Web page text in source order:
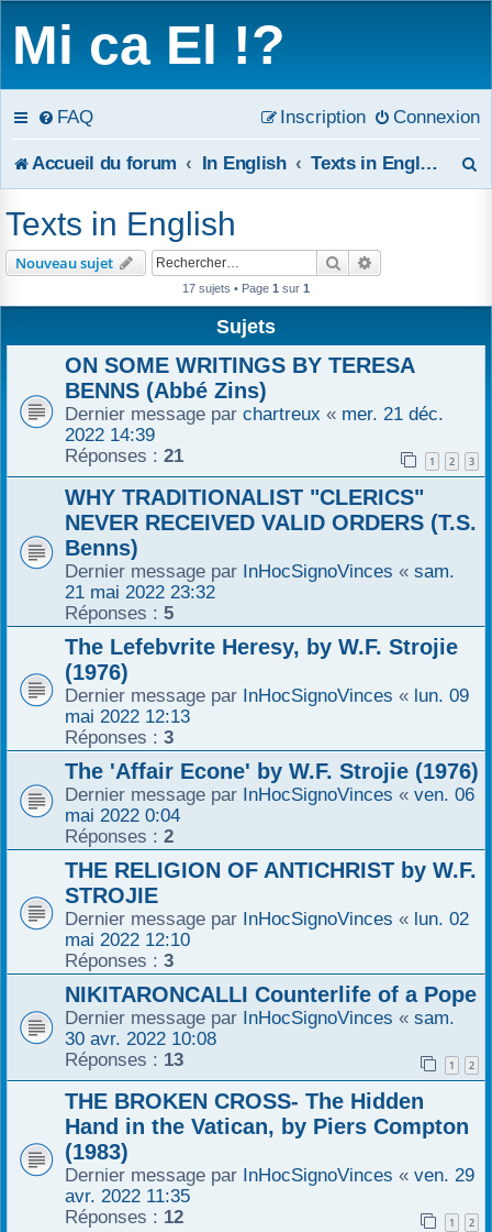
Mi ca El !?
FAQ Connexion
Inscription
Accueil du forum In English Texts in English
e
Texts in English
Nouveau sujet Rechercher
17 sujets • Page 1 sur 1
Sujets
ON SOME WRITINGS BY TERESA
BENNS (Abbé Zins)
Dernier message par chartreux « mer. 21 déc.
2022 14:39
Réponses : 21 1 2 3
WHY TRADITIONALIST "CLERICS"
NEVER RECEIVED VALID ORDERS (T.S.
Benns)
Dernier message par InHocSignoVinces « sam.
21 mai 2022 23:32
Réponses : 5
The Lefebvrite Heresy, by W.F. Strojie
(1976)
Dernier message par InHocSignoVinces « lun. 09
mai 2022 12:13
Réponses : 3
The 'Affair Econe' by W.F. Strojie (1976)
Dernier message par InHocSignoVinces « ven. 06
mai 2022 0:04
Réponses : 2
THE RELIGION OF ANTICHRIST by W.F.
STROJIE
Dernier message par InHocSignoVinces « lun. 02
mai 2022 12:10
Réponses : 3
NIKITARONCALLI Counterlife of a Pope
Dernier message par InHocSignoVinces « sam.
30 avr. 2022 10:08
Réponses : 13 1 2
THE BROKEN CROSS- The Hidden
Hand in the Vatican, by Piers Compton
(1983)
Dernier message par InHocSignoVinces « ven. 29
avr. 2022 11:35
Réponses : 12 1 2